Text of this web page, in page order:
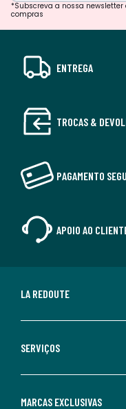
*Subscreva a nossa
compras
ENTREGA
TROCAS &
PAGAMENTO
APOIO AO
LA REDOUTE
SERVIÇOS
MARCAS EXCLUSIVAS